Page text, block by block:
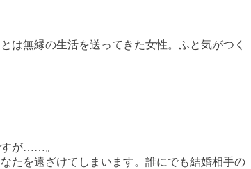
は無縁の生活を送ってきた女性。ふと気がつく
すが……。
たを遠ざけてしまいます。誰にでも結婚相手の